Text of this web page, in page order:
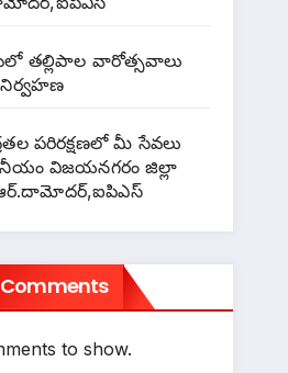
తల్లిపాల వారోత్సవాలు
పరిరక్షణలో మీ సేవలు
విజయనగరం జిల్లా
Comments
to show.